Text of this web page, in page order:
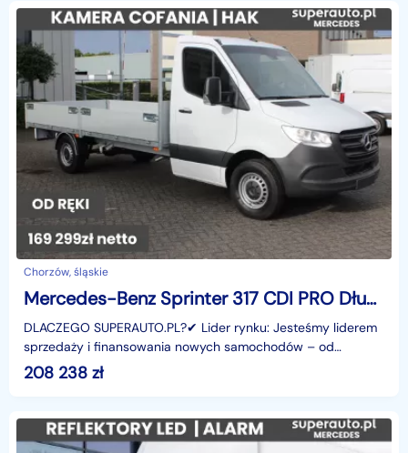
Chorzów, śląskie
Mercedes-Benz Sprinter 317 CDI PRO Długi 9G-Tronic Skrzynia Otwarta 317 CDI PRO Długi 9G-Tronic
DLACZEGO SUPERAUTO.PL?✔ Lider rynku: Jesteśmy liderem
sprzedaży i finansowania nowych samochodów – od
osobowych, przez dostawcze, po segment premium.✔
Zaufanie
208 238 zł